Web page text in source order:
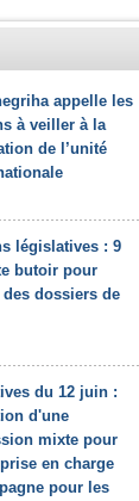
appelle les
à veiller à la
de l’unité
législatives : 9
butoir pour
des dossiers de
du 12 juin :
d'une
mixte pour
en charge
pour les